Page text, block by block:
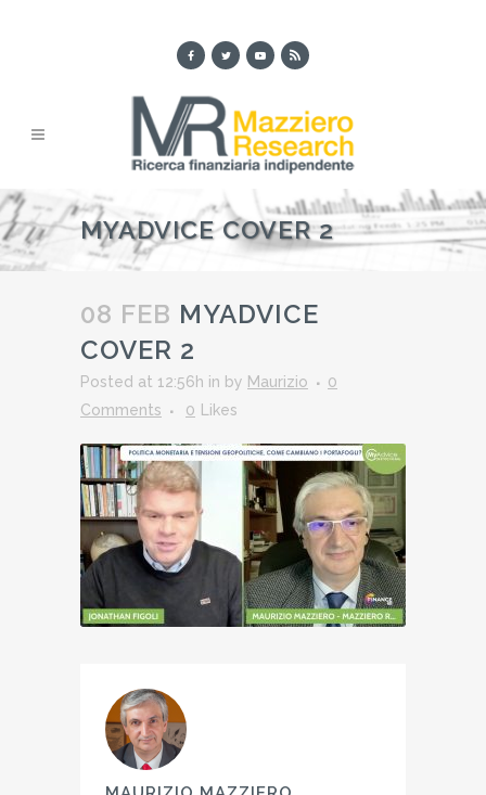
MYADVICE COVER 2
08 FEB MYADVICE
COVER 2
Posted at 12:56h in by Maurizio
0
Comments
0 Likes